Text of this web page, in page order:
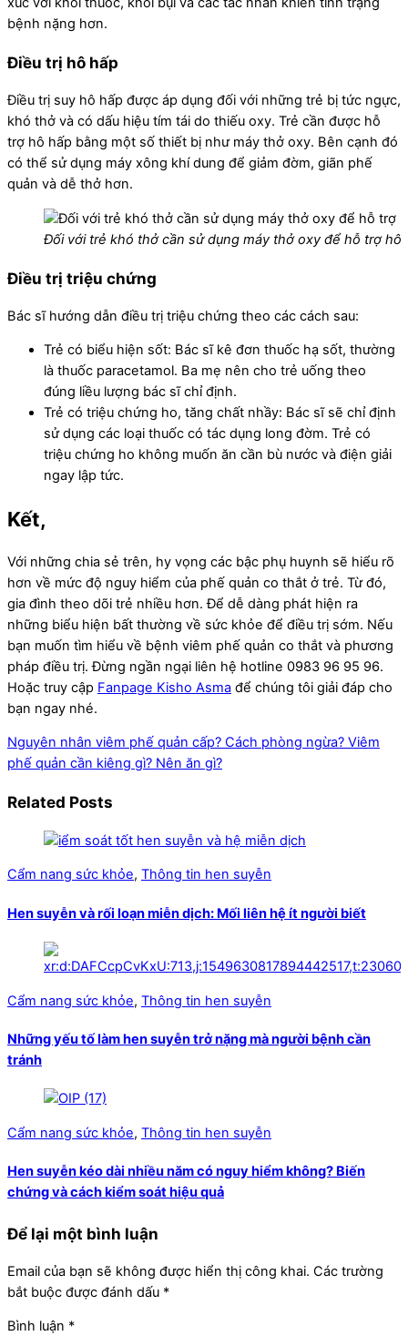
bệnh nặng hơn.
Điều trị hô hấp
Điều trị suy hô hấp được áp dụng đối với những trẻ bị tức ngực,
khó thở và có dấu hiệu tím tái do thiếu oxy. Trẻ cần được hỗ
trợ hô hấp bằng một số thiết bị như máy thở oxy. Bên cạnh đó
có thể sử dụng máy xông khí dung để giảm đờm, giãn phế
quản và dễ thở hơn.
Đối với trẻ khó thở cần sử dụng máy thở oxy để hỗ trợ hô
Điều trị triệu chứng
Bác sĩ hướng dẫn điều trị triệu chứng theo các cách sau:
Trẻ có biểu hiện sốt: Bác sĩ kê đơn thuốc hạ sốt, thường
là thuốc paracetamol. Ba mẹ nên cho trẻ uống theo
đúng liều lượng bác sĩ chỉ định.
Trẻ có triệu chứng ho, tăng chất nhầy: Bác sĩ sẽ chỉ định
sử dụng các loại thuốc có tác dụng long đờm. Trẻ có
triệu chứng ho không muốn ăn cần bù nước và điện giải
ngay lập tức.
Kết,
Với những chia sẻ trên, hy vọng các bậc phụ huynh sẽ hiểu rõ
hơn về mức độ nguy hiểm của phế quản co thắt ở trẻ. Từ đó,
gia đình theo dõi trẻ nhiều hơn. Để dễ dàng phát hiện ra
những biểu hiện bất thường về sức khỏe để điều trị sớm. Nếu
bạn muốn tìm hiểu về bệnh viêm phế quản co thắt và phương
pháp điều trị. Đừng ngần ngại liên hệ hotline 0983 96 95 96.
Hoặc truy cập Fanpage Kisho Asma để chúng tôi giải đáp cho
bạn ngay nhé.
Nguyên nhân viêm phế quản cấp? Cách phòng ngừa? Viêm
phế quản cần kiêng gì? Nên ăn gì?
Related Posts
Cẩm nang sức khỏe, Thông tin hen suyễn
Hen suyễn và rối loạn miễn dịch: Mối liên hệ ít người biết
Cẩm nang sức khỏe, Thông tin hen suyễn
Những yếu tố làm hen suyễn trở nặng mà người bệnh cần
tránh
Cẩm nang sức khỏe, Thông tin hen suyễn
Hen suyễn kéo dài nhiều năm có nguy hiểm không? Biến
chứng và cách kiểm soát hiệu quả
Để lại một bình luận
Email của bạn sẽ không được hiển thị công khai. Các trường
bắt buộc được đánh dấu *
Bình luận *